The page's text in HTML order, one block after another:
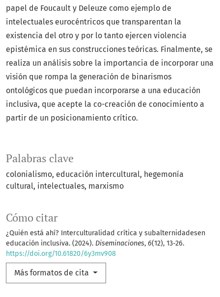
Palabras clave
colonialismo educación intercultural hegemonía
cultural intelectuales marxismo
Cómo citar
¿Quién está ahí? Interculturalidad crítica y subalternidadesen
educación inclusiva. (2024). Diseminaciones, 6(12), 13-26.
https://doi.org/10.61820/6y3mv908
Más formatos de cita
papel de Foucault y Deleuze como ejemplo de
intelectuales eurocéntricos que transparentan la
existencia del otro y por lo tanto ejercen violencia
epistémica en sus construcciones teóricas. Finalmente, se
realiza un análisis sobre la importancia de incorporar una
visión que rompa la generación de binarismos
ontológicos que puedan incorporarse a una educación
inclusiva, que acepte la co-creación de conocimiento a
partir de un posicionamiento crítico.